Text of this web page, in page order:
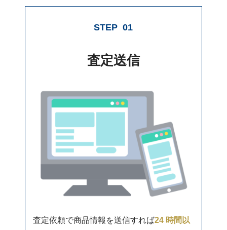
STEP 01
査定送信
査定依頼で商品情報を送信すれば24 時間以